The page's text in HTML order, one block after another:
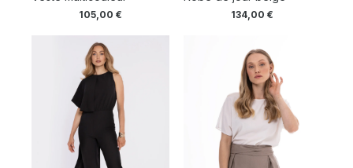
105,00€ 134,00€